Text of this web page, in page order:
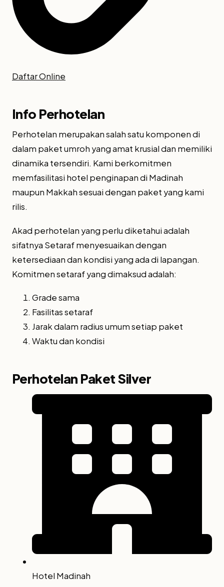
Daftar Online
Info Perhotelan
Perhotelan merupakan salah satu komponen di
dalam paket umroh yang amat krusial dan memiliki
dinamika tersendiri. Kami berkomitmen
memfasilitasi hotel penginapan di Madinah
maupun Makkah sesuai dengan paket yang kami
rilis.
Akad perhotelan yang perlu diketahui adalah
sifatnya Setaraf menyesuaikan dengan
ketersediaan dan kondisi yang ada di lapangan.
Komitmen setaraf yang dimaksud adalah:
Grade sama
Fasilitas setaraf
Jarak dalam radius umum setiap paket
Waktu dan kondisi
Perhotelan Paket Silver
Hotel Madinah